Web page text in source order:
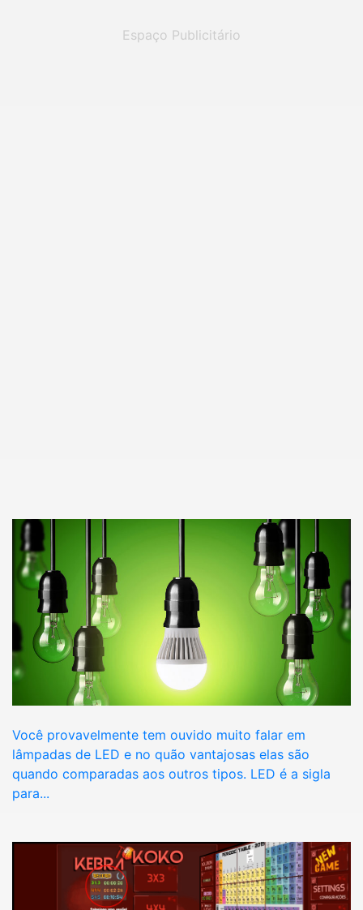
Espaço Publicitário
Você provavelmente tem ouvido muito falar em
lâmpadas de LED e no quão vantajosas elas são
quando comparadas aos outros tipos. LED é a sigla
para...